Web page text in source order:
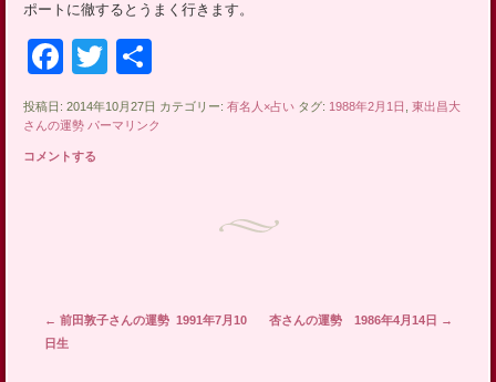
ポートに徹するとうまく行きます。
Facebook
Twitter
有
投稿日: 2014年10月27日 カテゴリー:有名人×占い タグ: 1988年2月1日 ,東出昌大
さんの運勢 パーマリンク
コメントする
投稿ナビゲーション
← 前田敦子さんの運勢 1991年7月10
日生
杏さんの運勢 1986年4月14日 →